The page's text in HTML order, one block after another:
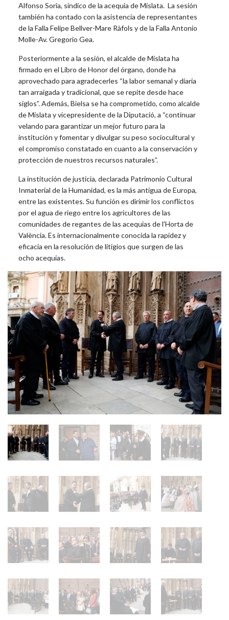
Alfonso Soria, síndico de la acequia de Mislata. La sesión
también ha contado con la asistencia de representantes
de la Falla Felipe Bellver-Mare Ràfols y de la Falla Antonio
Molle-Av. Gregorio Gea.
Posteriormente a la sesión, el alcalde de Mislata ha
firmado en el Libro de Honor del órgano, donde ha
aprovechado para agradecerles “la labor semanal y diaria
tan arraigada y tradicional, que se repite desde hace
siglos”. Además, Bielsa se ha comprometido, como alcalde
de Mislata y vicepresidente de la Diputació, a “continuar
velando para garantizar un mejor futuro para la
institución y fomentar y divulgar su peso sociocultural y
el compromiso constatado en cuanto a la conservación y
protección de nuestros recursos naturales”.
La institución de justicia, declarada Patrimonio Cultural
Inmaterial de la Humanidad, es la más antigua de Europa,
entre las existentes. Su función es dirimir los conflictos
por el agua de riego entre los agricultores de las
comunidades de regantes de las acequias de l'Horta de
València. Es internacionalmente conocida la rapidez y
eficacia en la resolución de litigios que surgen de las
ocho acequias.